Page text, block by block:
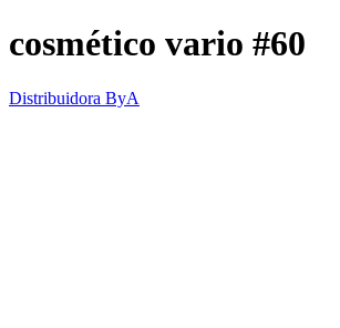
cosmético vario #60
Distribuidora ByA